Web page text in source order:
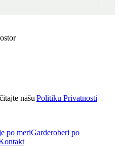
našu Politiku Privatnosti
po meriGarderoberi po